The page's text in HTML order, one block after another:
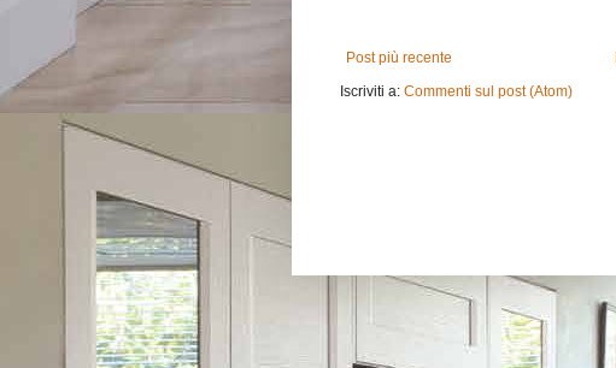
Post più recente
Iscriviti a: Commenti sul post (Atom)